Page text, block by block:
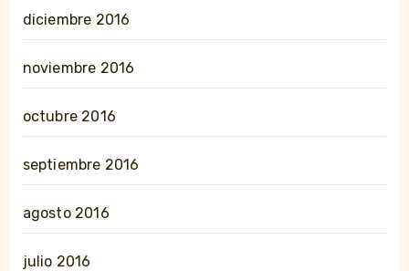
diciembre 2016
noviembre 2016
octubre 2016
septiembre 2016
agosto 2016
julio 2016